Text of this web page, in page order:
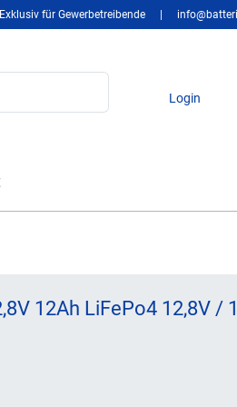
Exklusiv für Gewerbetreibende
Login
12Ah LiFePo4 12,8V /